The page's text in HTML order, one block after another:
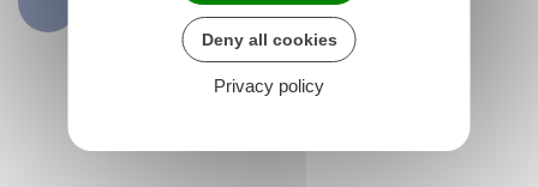
Deny all cookies
Privacy policy